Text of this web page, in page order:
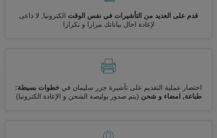
قدم على العديد من التأشيرات في نفس الوقت الكترونيا, لا داعى
لإعادة اخال بياناتك مرارا و تكرارا
اختصار عملية التقديم على تأشيرة جزر سليمان في خطوات بسيطة:
طباعة, امضاء و شحن (يتم صدور بوليصة الشحن و الإعادة الكترونيا)